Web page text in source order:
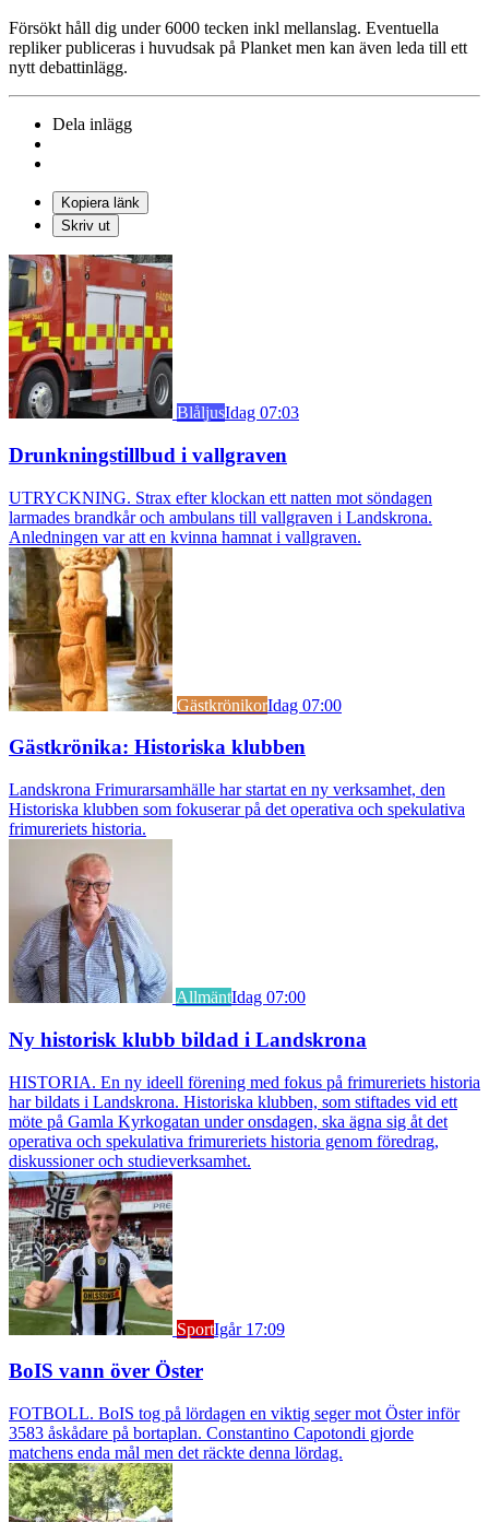
Försökt håll dig under 6000 tecken inkl mellanslag. Eventuella
repliker publiceras i huvudsak på Planket men kan även leda till ett
nytt debattinlägg.
Dela inlägg
Kopiera länk
Skriv ut
BlåljusIdag 07:03
Drunkningstillbud i vallgraven
UTRYCKNING. Strax efter klockan ett natten mot söndagen
larmades brandkår och ambulans till vallgraven i Landskrona.
Anledningen var att en kvinna hamnat i vallgraven.
GästkrönikorIdag 07:00
Gästkrönika: Historiska klubben
Landskrona Frimurarsamhälle har startat en ny verksamhet, den
Historiska klubben som fokuserar på det operativa och spekulativa
frimureriets historia.
AllmäntIdag 07:00
Ny historisk klubb bildad i Landskrona
HISTORIA. En ny ideell förening med fokus på frimureriets historia
har bildats i Landskrona. Historiska klubben, som stiftades vid ett
möte på Gamla Kyrkogatan under onsdagen, ska ägna sig åt det
operativa och spekulativa frimureriets historia genom föredrag,
diskussioner och studieverksamhet.
SportIgår 17:09
BoIS vann över Öster
FOTBOLL. BoIS tog på lördagen en viktig seger mot Öster inför
3583 åskådare på bortaplan. Constantino Capotondi gjorde
matchens enda mål men det räckte denna lördag.